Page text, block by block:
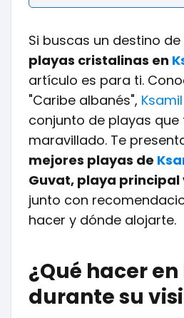
Si buscas un destino
playas cristalinas en
artículo es para ti.
"Caribe albanés", Ksamil
conjunto de playas que
maravillado. Te
mejores playas de
Guvat, playa principal
junto con
hacer y dónde alojarte.
¿Qué hacer
durante su